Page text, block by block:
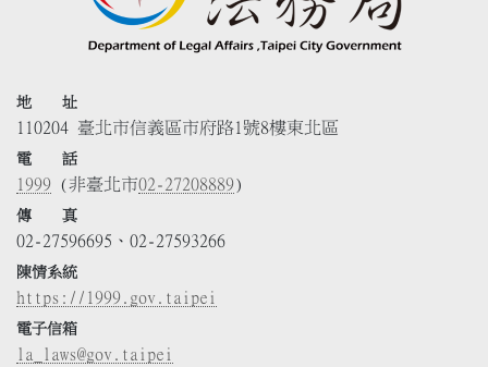
地 址
110204 臺北市信義區市府路1號8樓東北區
電 話
1999 (非臺北市02-27208889)
傳 真
02-27596695、02-27593266
陳情系統
https://1999.gov.taipei
電子信箱
la_laws@gov.taipei